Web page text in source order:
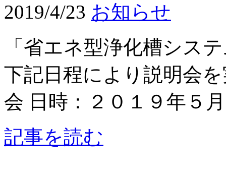
2019/4/23 お知らせ
「省エネ型浄化槽シス
下記日程により説明会
会 日時：２０１９年５
記事を読む